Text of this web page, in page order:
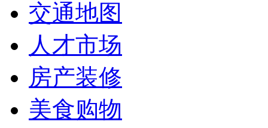
交通地图
人才市场
房产装修
美食购物